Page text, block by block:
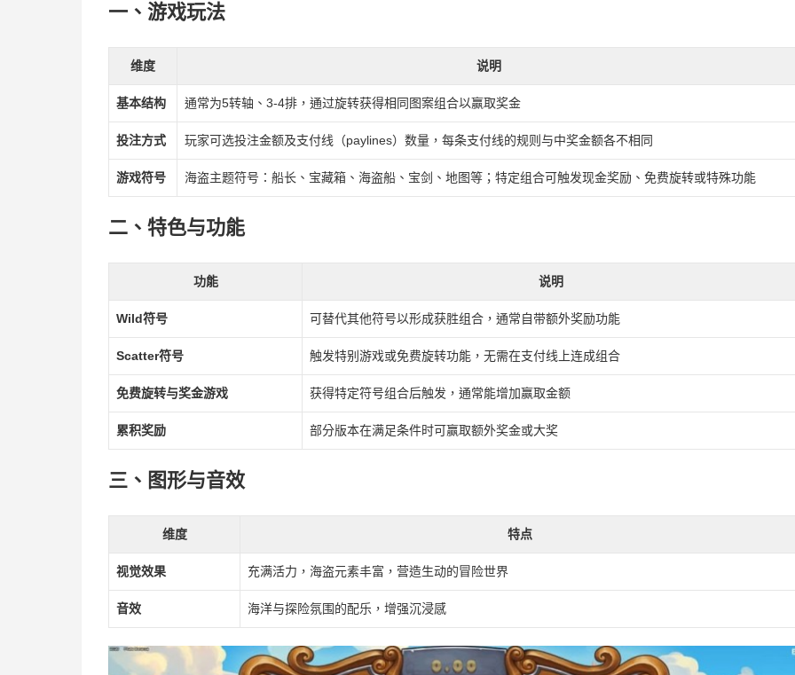
一、游戏玩法
维度 说明
基本结构 通常为5转轴、3-4排，通过旋转获得相同图案组合以赢取奖金
投注方式 玩家可选投注金额及支付线（paylines）数量，每条支付线的规则与中奖金额各不相同
游戏符号 海盗主题符号：船长、宝藏箱、海盗船、宝剑、地图等；特定组合可触发现金奖励、免费旋转或特殊功能
二、特色与功能
功能 说明
Wild符号 可替代其他符号以形成获胜组合，通常自带额外奖励功能
Scatter符号 触发特别游戏或免费旋转功能，无需在支付线上连成组合
免费旋转与奖金游戏 获得特定符号组合后触发，通常能增加赢取金额
累积奖励 部分版本在满足条件时可赢取额外奖金或大奖
三、图形与音效
维度 特点
视觉效果 充满活力，海盗元素丰富，营造生动的冒险世界
音效 海洋与探险氛围的配乐，增强沉浸感